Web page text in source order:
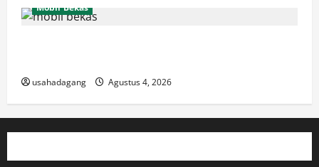
Mobil Bekas
usahadagang Agustus 4, 2026